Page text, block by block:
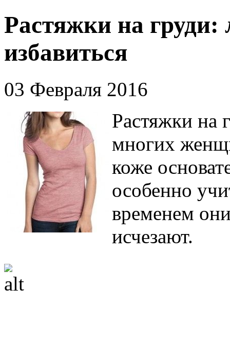
Растяжки на груди:
избавиться
03 Февраля 2016
Растяжки на
многих
коже
особенно
временем
исчезают.